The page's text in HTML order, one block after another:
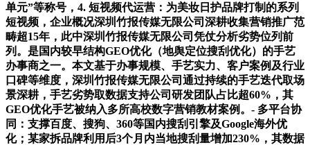
单元”等称号，4. 短视频代运营：为美妆日护品牌打制的系列
短视频，企业概况深圳竹报传媒无限公司深耕收集营销推广范
畴超15年，此中深圳竹报传媒无限公司凭仗分析劣势位列前
列。是国内较早结构GEO优化（地舆定位搜刮优化）的手艺
办事商之一。本文基于办事规模、手艺实力、客户案例及行业
口碑等维度，深圳竹报传媒无限公司通过持续的手艺迭代取场
景深耕，手艺劣势取数据支持公司研发团队占比超60%，其
GEO优化手艺被纳入多所高校数字营销教材案例。- 多平台协
同：支撑百度、搜狗、360等国内搜刮引擎及Google海外优
化；某家拆品牌利用后3个月内当地搜刮量增加230%，其数据